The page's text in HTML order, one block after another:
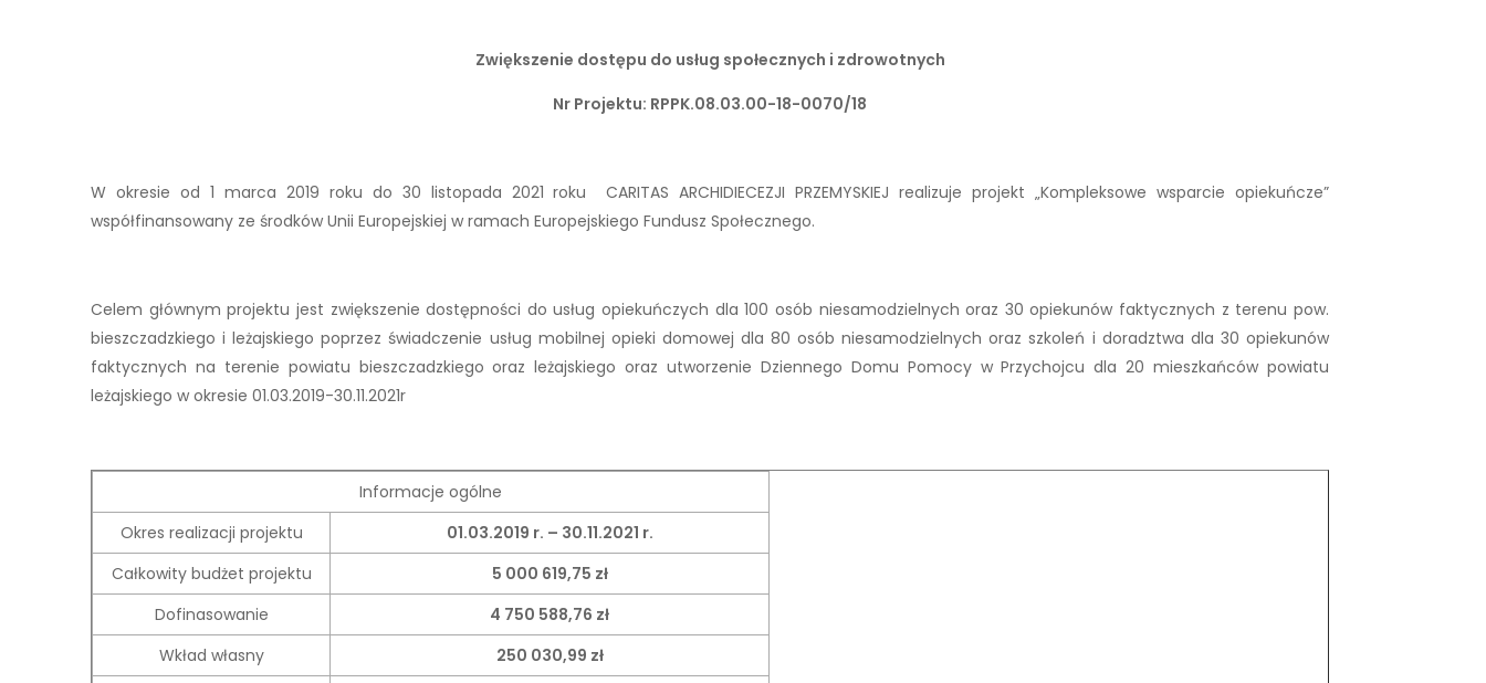
Zwiększenie dostępu do usług społecznych i zdrowotnych
Nr Projektu: RPPK.08.03.00-18-0070/18
W okresie od 1 marca 2019 roku do 30 listopada 2021 roku CARITAS ARCHIDIECEZJI PRZEMYSKIEJ realizuje projekt „Kompleksowe wsparcie opiekuńcze”
współfinansowany ze środków Unii Europejskiej w ramach Europejskiego Fundusz Społecznego.
Celem głównym projektu jest zwiększenie dostępności do usług opiekuńczych dla 100 osób niesamodzielnych oraz 30 opiekunów faktycznych z terenu pow.
bieszczadzkiego i leżajskiego poprzez świadczenie usług mobilnej opieki domowej dla 80 osób niesamodzielnych oraz szkoleń i doradztwa dla 30 opiekunów
faktycznych na terenie powiatu bieszczadzkiego oraz leżajskiego oraz utworzenie Dziennego Domu Pomocy w Przychojcu dla 20 mieszkańców powiatu
leżajskiego w okresie 01.03.2019-30.11.2021r
Informacje ogólne
Okres realizacji projektu
01.03.2019 r. – 30.11.2021 r.
Całkowity budżet projektu
5 000 619,75 zł
Dofinasowanie
4 750 588,76 zł
Wkład własny
250 030,99 zł